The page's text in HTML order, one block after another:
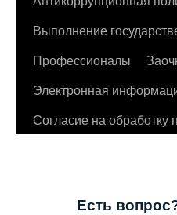
Выполнение
Профессионалы
Электронная
Согласие на
Есть